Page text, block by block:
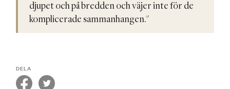
djupet och på bredden och väjer inte för de
komplicerade sammanhangen."
DELA